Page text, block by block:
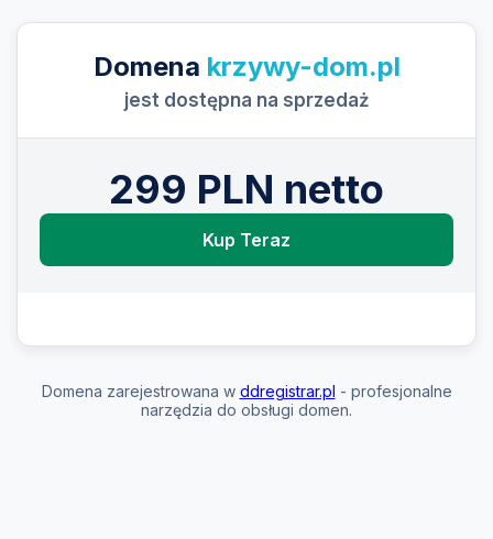
Domena krzywy-dom.pl
jest dostępna na sprzedaż
299 PLN netto
Kup Teraz
Domena zarejestrowana w ddregistrar.pl - profesjonalne
narzędzia do obsługi domen.